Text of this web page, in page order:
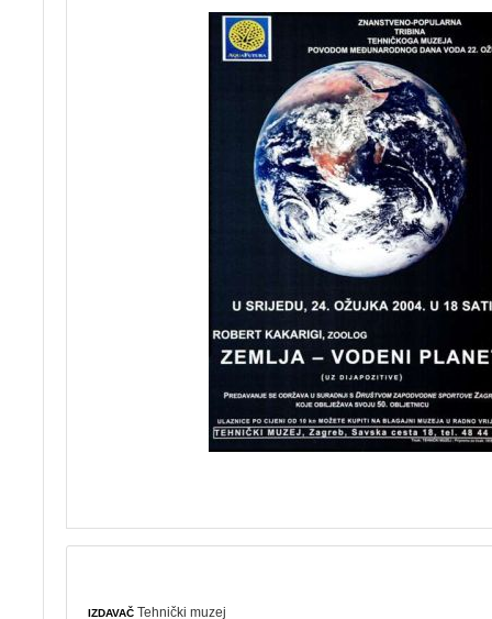
IZDAVAČ Tehnički muzej